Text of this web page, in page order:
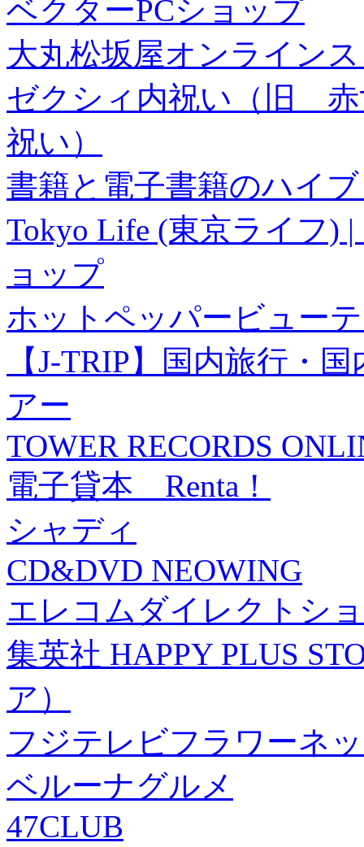
ベクターPCショップ
大丸松坂屋オンライン
ゼクシィ内祝い（旧 赤
祝い）
書籍と電子書籍のハイ
Tokyo Life (東京ライフ)
ョップ
ホットペッパービュー
【J-TRIP】国内旅行・
アー
TOWER RECORDS
電子貸本 Renta！
シャディ
CD&DVD NEOWING
エレコムダイレクトシ
集英社 HAPPY PLUS
ア）
フジテレビフラワーネ
ベルーナグルメ
47CLUB